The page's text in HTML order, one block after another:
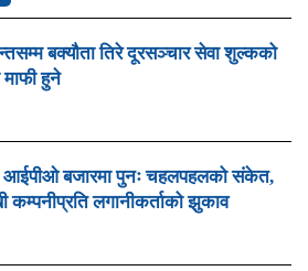
बक्यौता तिरे दूरसञ्चार सेवा शुल्कको
माफी हुने
आईपीओ बजारमा पुनः चहलपहलको संकेत,
कम्पनीप्रति लगानीकर्ताको झुकाव